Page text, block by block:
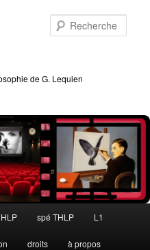
de G. Lequien
spé THLP L1
droits à propos